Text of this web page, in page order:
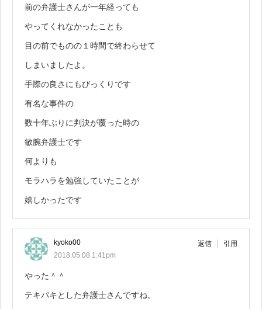
前の弁護士さんが一年経っても
やってくれなかったことも
目の前でものの１時間で終わらせて
しまいましたよ。
手際の良さにもびっくりです
有名な事件の
数十年ぶりに判決が覆った時の
敏腕弁護士です
何よりも
モラハラを勉強していたことが
嬉しかったです
kyoko00
2018.05.08 1:41pm
返信 引用
やった＾＾
テキパキとした弁護士さんですね。